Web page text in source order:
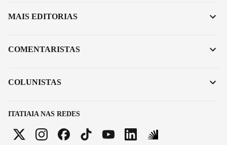
ITATIAIA NAS REDES
MAIS EDITORIAS
COMENTARISTAS
COLUNISTAS